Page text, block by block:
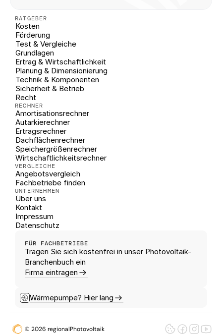
RATGEBER
Kosten
Förderung
Test & Vergleiche
Grundlagen
Ertrag & Wirtschaftlichkeit
Planung & Dimensionierung
Technik & Komponenten
Sicherheit & Betrieb
Recht
RECHNER
Amortisationsrechner
Autarkierechner
Ertragsrechner
Dachflächenrechner
Speichergrößenrechner
Wirtschaftlichkeitsrechner
VERGLEICHE
Angebotsvergleich
Fachbetriebe finden
UNTERNEHMEN
Über uns
Kontakt
Impressum
Datenschutz
FÜR FACHBETRIEBE
Tragen Sie sich kostenfrei in unser Photovoltaik-
Branchenbuch ein
Firma eintragen
Wärmepumpe? Hier lang
© 2026 regionalPhotovoltaik